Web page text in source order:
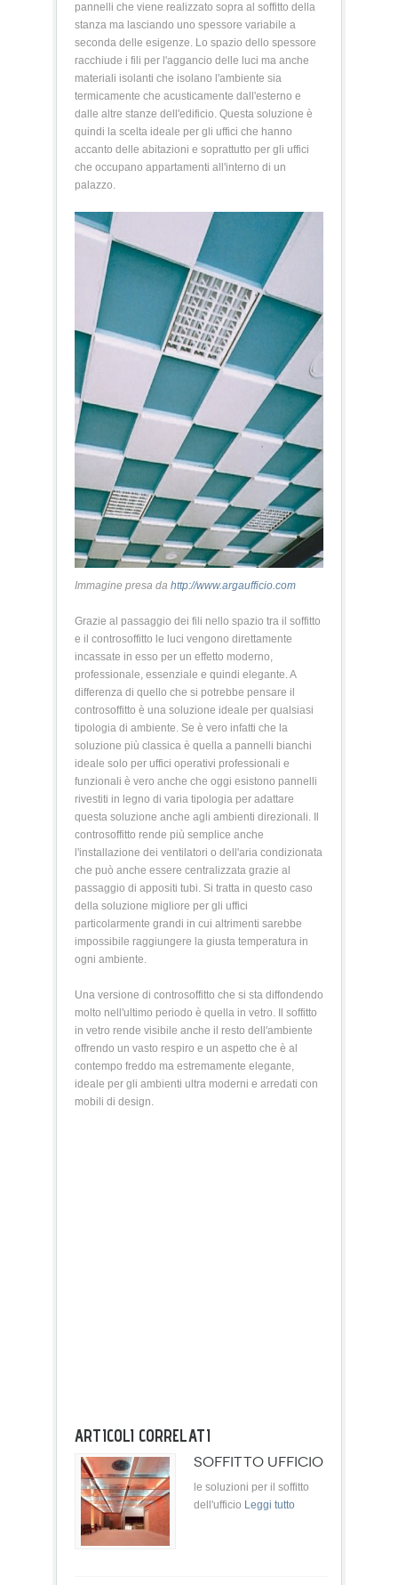
pannelli che viene realizzato sopra al soffitto della
stanza ma lasciando uno spessore variabile a
seconda delle esigenze. Lo spazio dello spessore
racchiude i fili per l'aggancio delle luci ma anche
materiali isolanti che isolano l'ambiente sia
termicamente che acusticamente dall'esterno e
dalle altre stanze dell'edificio. Questa soluzione è
quindi la scelta ideale per gli uffici che hanno
accanto delle abitazioni e soprattutto per gli uffici
che occupano appartamenti all'interno di un
palazzo.
Immagine presa da http://www.argaufficio.com
Grazie al passaggio dei fili nello spazio tra il soffitto
e il controsoffitto le luci vengono direttamente
incassate in esso per un effetto moderno,
professionale, essenziale e quindi elegante. A
differenza di quello che si potrebbe pensare il
controsoffitto è una soluzione ideale per qualsiasi
tipologia di ambiente. Se è vero infatti che la
soluzione più classica è quella a pannelli bianchi
ideale solo per uffici operativi professionali e
funzionali è vero anche che oggi esistono pannelli
rivestiti in legno di varia tipologia per adattare
questa soluzione anche agli ambienti direzionali. Il
controsoffitto rende più semplice anche
l'installazione dei ventilatori o dell'aria condizionata
che può anche essere centralizzata grazie al
passaggio di appositi tubi. Si tratta in questo caso
della soluzione migliore per gli uffici
particolarmente grandi in cui altrimenti sarebbe
impossibile raggiungere la giusta temperatura in
ogni ambiente.
Una versione di controsoffitto che si sta diffondendo
molto nell'ultimo periodo è quella in vetro. Il soffitto
in vetro rende visibile anche il resto dell'ambiente
offrendo un vasto respiro e un aspetto che è al
contempo freddo ma estremamente elegante,
ideale per gli ambienti ultra moderni e arredati con
mobili di design.
ARTICOLI CORRELATI
SOFFITTO UFFICIO
le soluzioni per il soffitto
dell'ufficio Leggi tutto